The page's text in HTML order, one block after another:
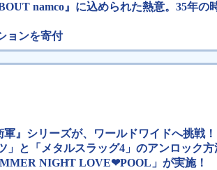
namco』に込められた熱意。35年
ョンを寄付
』シリーズが、ワールドワイドへ挑戦！
」と「メタルスラッグ4」のアンロック方
NIGHT LOVE❤POOL」が実施！